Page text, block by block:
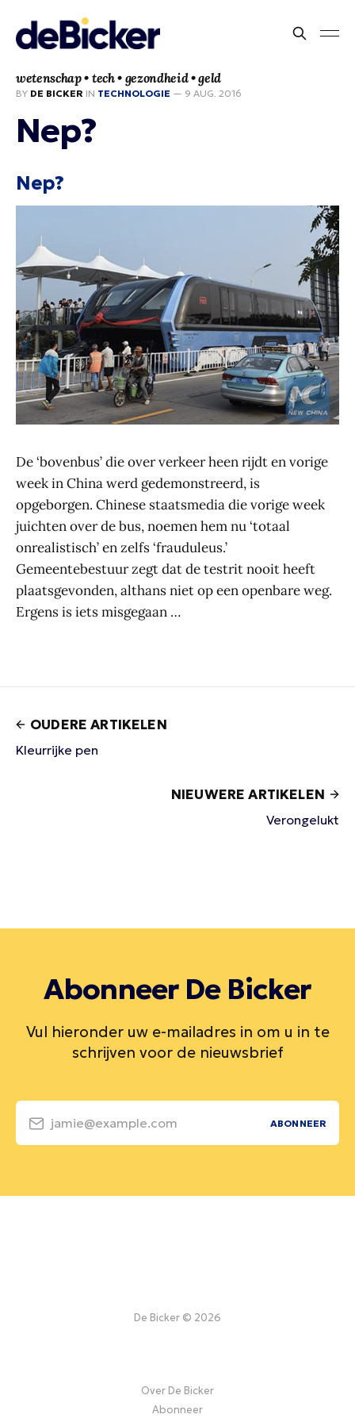
wetenschap • tech • gezondheid • geld
BY DE BICKER IN TECHNOLOGIE — 9 AUG. 2016
Nep?
Nep?
De ‘bovenbus’ die over verkeer heen rijdt en vorige
week in China werd gedemonstreerd, is
opgeborgen. Chinese staatsmedia die vorige week
juichten over de bus, noemen hem nu ‘totaal
onrealistisch’ en zelfs ‘frauduleus.’
Gemeentebestuur zegt dat de testrit nooit heeft
plaatsgevonden, althans niet op een openbare weg.
Ergens is iets misgegaan …
OUDERE ARTIKELEN
Kleurrijke pen
NIEUWERE ARTIKELEN
Verongelukt
Abonneer De Bicker
Vul hieronder uw e-mailadres in om u in te
schrijven voor de nieuwsbrief
jamie@example.com ABONNEER
De Bicker © 2026
Over De Bicker
Abonneer